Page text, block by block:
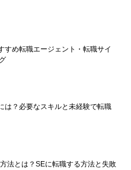
すめ転職エージェント・転職サイ
は？必要なスキルと未経験で転職
法とは？SEに転職する方法と失敗